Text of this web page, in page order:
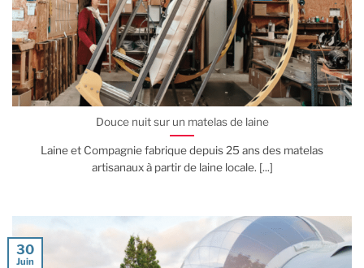
Douce nuit sur un matelas de laine
Laine et Compagnie fabrique depuis 25 ans des matelas
artisanaux à partir de laine locale. [...]
30
Juin